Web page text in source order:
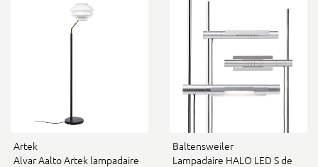
Artek
Alvar Aalto Artek lampadaire
Baltensweiler
Lampadaire HALO LED S de